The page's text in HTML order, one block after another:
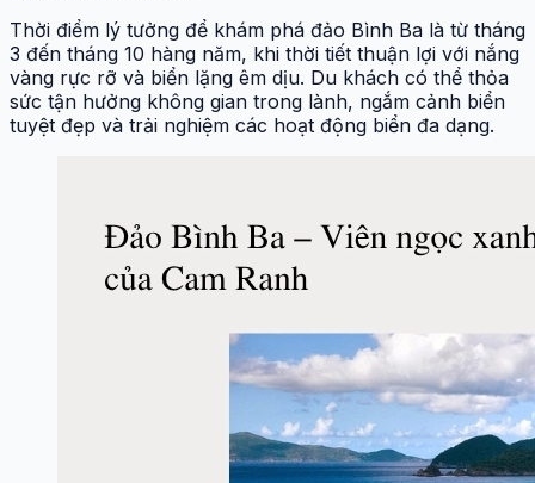
Thời điểm lý tưởng để khám phá đảo Bình Ba là từ tháng
3 đến tháng 10 hàng năm, khi thời tiết thuận lợi với nắng
vàng rực rỡ và biển lặng êm dịu. Du khách có thể thỏa
sức tận hưởng không gian trong lành, ngắm cảnh biển
tuyệt đẹp và trải nghiệm các hoạt động biển đa dạng.